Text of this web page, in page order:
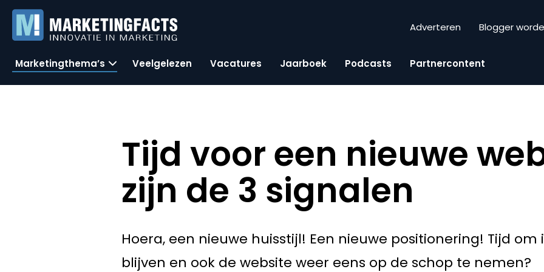
Adverteren Blogger
Marketingthema’s Veelgelezen Vacatures Jaarboek Podcasts Partnercontent
Tijd voor een nieuwe
zijn de 3 signalen
Hoera, een nieuwe huisstijl! Een nieuwe positionering! Tijd
blijven en ook de website weer eens op de schop te nemen?